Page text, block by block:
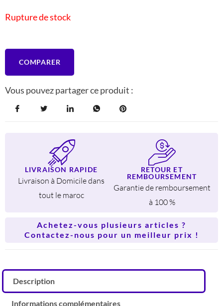
244 DH.
Rupture de stock
COMPARER
Vous pouvez partager ce produit :
LIVRAISON RAPIDE
Livraison à Domicile dans
tout le maroc
RETOUR ET
REMBOURSEMENT
Garantie de remboursement
à 100 %
Achetez-vous plusieurs articles ?
Contactez-nous pour un meilleur prix !
Description
Informations complémentaires